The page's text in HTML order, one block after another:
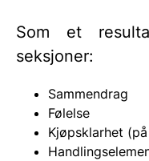
Som et
seksjoner:
Sammendrag
Følelse
Kjøpsklarhet